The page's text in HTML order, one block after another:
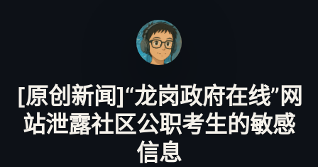
[原创新闻]“龙岗政府在线”网
站泄露社区公职考生的敏感
信息